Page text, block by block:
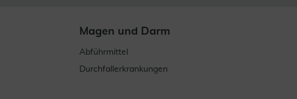
Magen und Darm
Abführmittel
Durchfallerkrankungen